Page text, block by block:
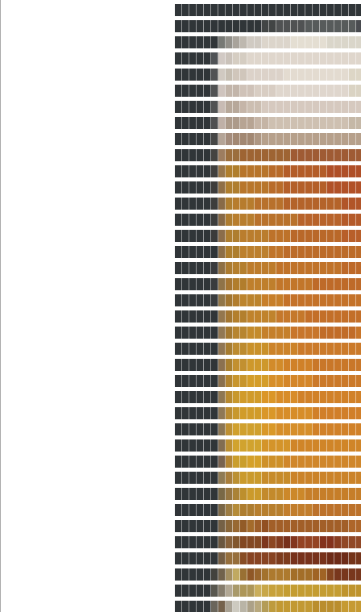
█████████████████████████
█████████████████████
██████████
████████████████████████
████████████████████████
████████████
████████████████████████
████████████
████████████████
█████████████████████
█████████████████████
███████████████████████
███████████████████████
███████████████████████
███████████████
███████████████████████
███████████████████
███████████████
██████████████████
█████████████████████████
█████████████████
███████████████████
███████████████████
█████████████████
███████████████████
███████████████████
████████████████
███████████████
████████████████
██████████████████
███████████████████
████████████████████████
███████████████████████
████████████████████████
██████████████████████
███████████████████████
███████████████████████